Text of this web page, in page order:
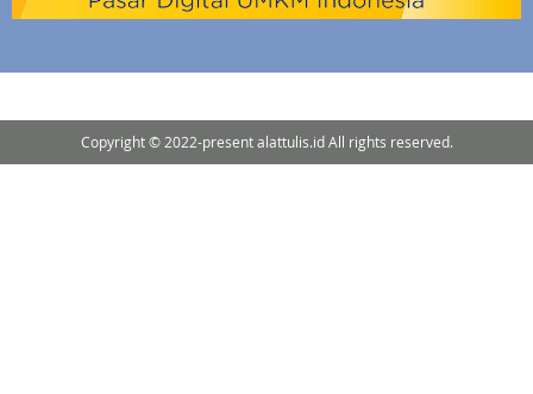
Copyright © 2022-present alattulis.id All rights reserved.